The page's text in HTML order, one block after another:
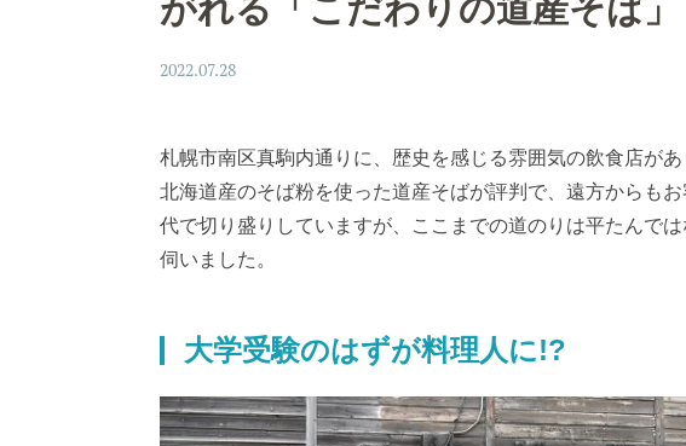
がれる「こだわりの道産そば」
2022.07.28
札幌市南区真駒内通りに、歴史を感じる雰囲気の飲食店が
北海道産のそば粉を使った道産そばが評判で、遠方からも
代で切り盛りしていますが、ここまでの道のりは平たんで
伺いました。
大学受験のはずが料理人に!?